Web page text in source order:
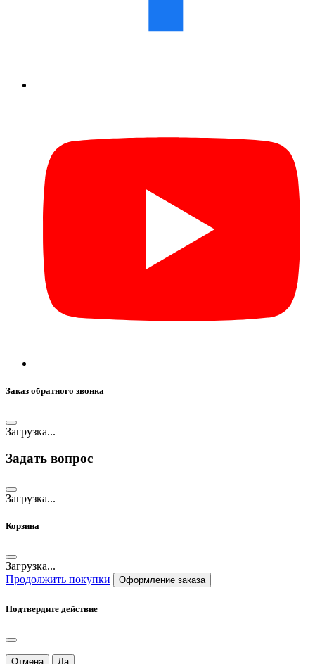
Заказ обратного звонка
Загрузка...
Задать вопрос
Загрузка...
Корзина
Загрузка...
Продолжить покупки
Оформление заказа
Подтвердите действие
Отмена Да